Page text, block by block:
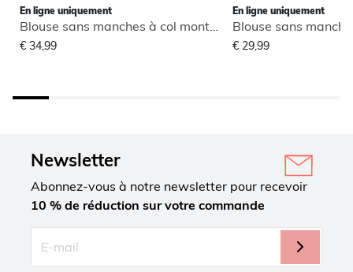
En ligne uniquement
Blouse sans manches à col montant
€ 34,99
En ligne uniquement
€ 29,99
Newsletter
Abonnez-vous à notre newsletter pour recevoir
10 % de réduction sur votre commande